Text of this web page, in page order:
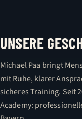
UNSERE
Michael Paa bringt
mit Ruhe, klarer
sicheres Training. Seit
Academy: